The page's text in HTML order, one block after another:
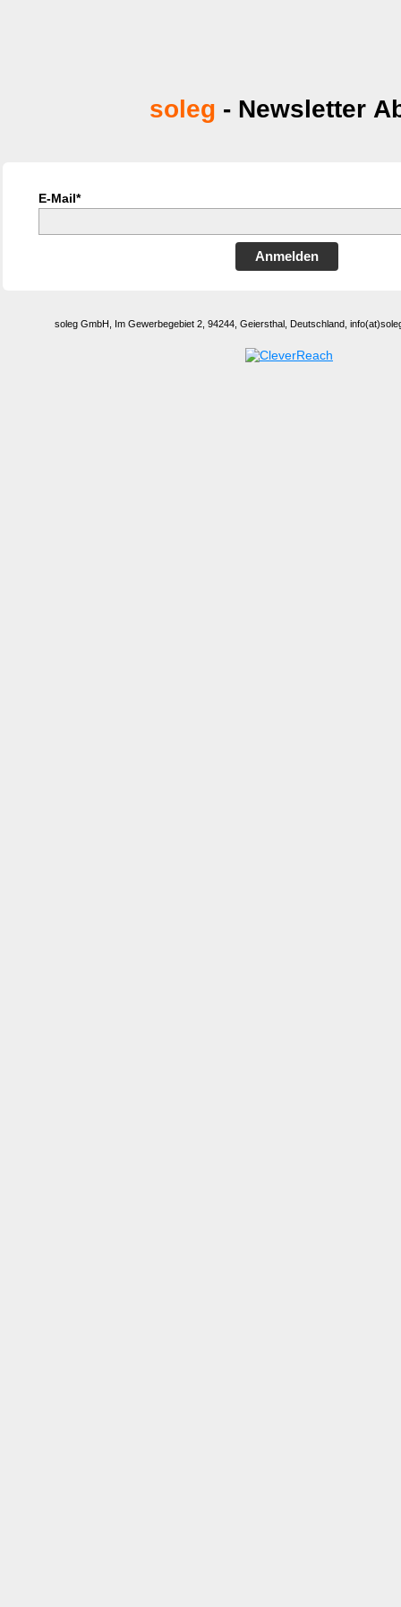
soleg - Newsletter
E-Mail*
Anmelden
soleg GmbH, Im Gewerbegebiet 2, 94244, Geiersthal, Deutschland,